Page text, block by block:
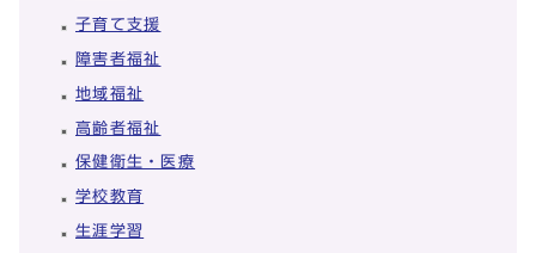
子育て支援
障害者福祉
地域福祉
高齢者福祉
保健衛生・医療
学校教育
生涯学習